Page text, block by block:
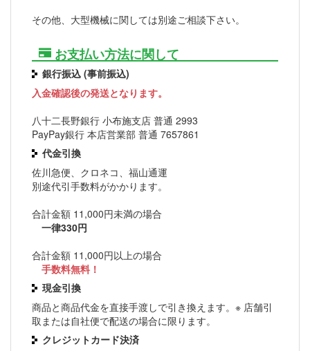
その他、大型機械に関しては別途ご相談下さい。
お支払い方法に関して
銀行振込 (事前振込)
入金確認後の発送となります。
八十二長野銀行 小布施支店 普通 2993
PayPay銀行 本店営業部 普通 7657861
代金引換
佐川急便、クロネコ、福山通運
別途代引手数料がかかります。
合計金額 11,000円未満の場合
一律330円
合計金額 11,000円以上の場合
手数料無料！
現金引換
商品と商品代金を直接手渡しで引き換えます。※ 店舗引
取または自社便で配送の場合に限ります。
クレジットカード決済